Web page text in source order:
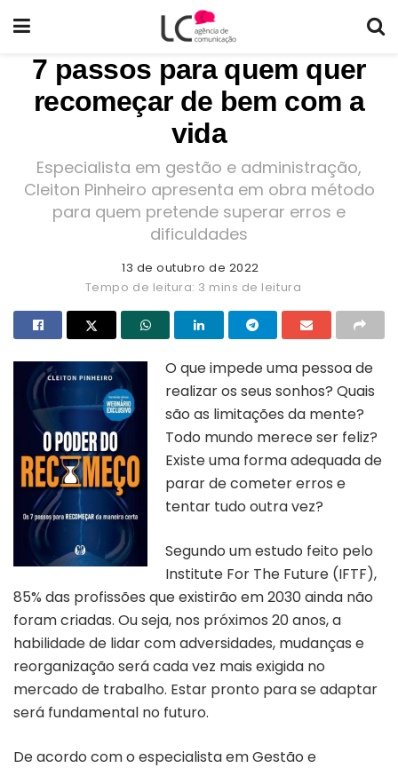
7 passos para quem quer
recomeçar de bem com a
vida
Especialista em gestão e administração,
Cleiton Pinheiro apresenta em obra método
para quem pretende superar erros e
dificuldades
13 de outubro de 2022
Tempo de leitura: 3 mins de leitura
O que impede uma pessoa de
realizar os seus sonhos? Quais
são as limitações da mente?
Todo mundo merece ser feliz?
Existe uma forma adequada de
parar de cometer erros e
tentar tudo outra vez?
Segundo um estudo feito pelo
Institute For The Future (IFTF),
85% das profissões que existirão em 2030 ainda não
foram criadas. Ou seja, nos próximos 20 anos, a
habilidade de lidar com adversidades, mudanças e
reorganização será cada vez mais exigida no
mercado de trabalho. Estar pronto para se adaptar
será fundamental no futuro.
De acordo com o especialista em Gestão e